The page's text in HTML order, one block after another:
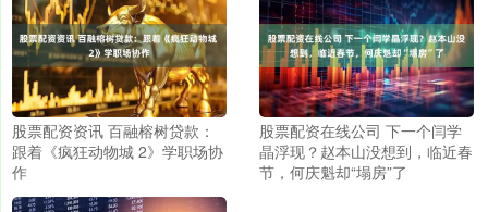
股票配资资讯 百融榕树贷款：
跟着《疯狂动物城 2》学职场协
作
股票配资在线公司 下一个闫学
晶浮现？赵本山没想到，临近春
节，何庆魁却“塌房”了